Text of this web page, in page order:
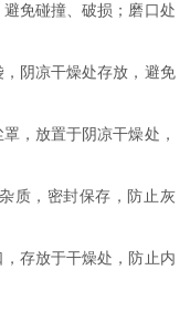
免碰撞、破损；磨口处
阴凉干燥处存放，避免
，放置于阴凉干燥处，
质，密封保存，防止灰
存放于干燥处，防止内